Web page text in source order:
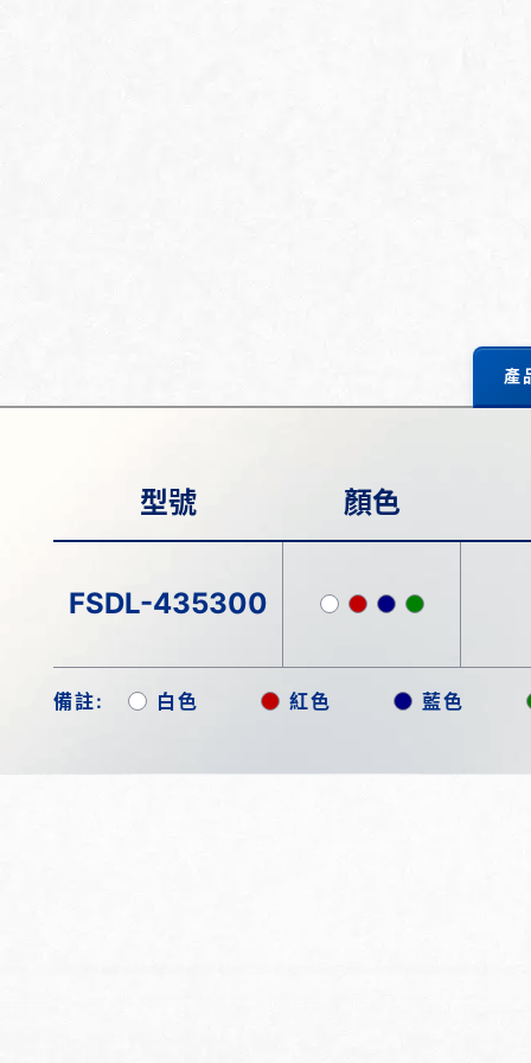
產
型號 顏色
FSDL-435300
備註: 白色 紅色 藍色